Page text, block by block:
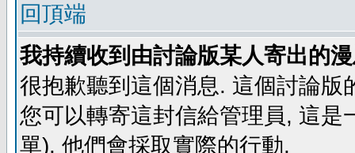
回頂端
我持續收到由討論版某人寄出的
很抱歉聽到這個消息. 這個討論
您可以轉寄這封信給管理員, 這
單). 他們會採取實際的行動.